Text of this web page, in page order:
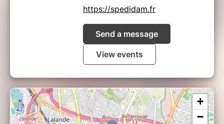
https://spedidam.fr
Send a message
View events
+
−